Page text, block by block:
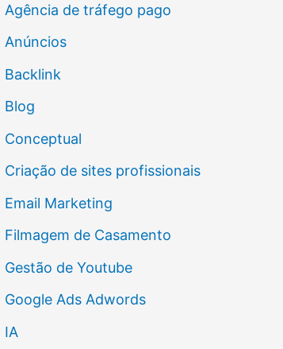
Agência de tráfego pago
Anúncios
Backlink
Blog
Conceptual
Criação de sites profissionais
Email Marketing
Filmagem de Casamento
Gestão de Youtube
Google Ads Adwords
IA